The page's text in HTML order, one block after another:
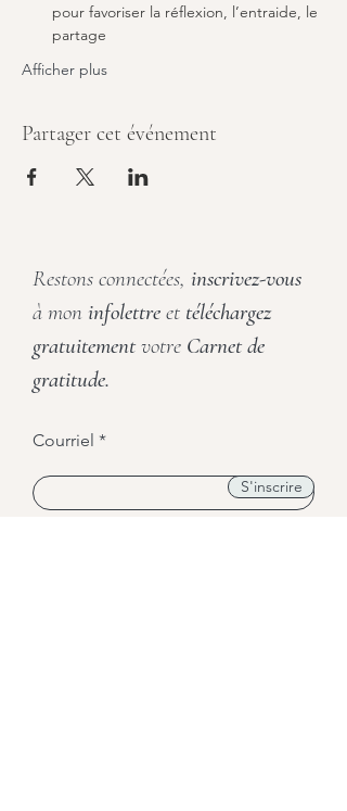
pour favoriser la réflexion, l’entraide, le
partage
Afficher plus
Partager cet événement
Restons connectées, inscrivez-vous
à mon infolettre et téléchargez
gratuitementvotre Carnet de
gratitude.
Courriel
S'inscrire